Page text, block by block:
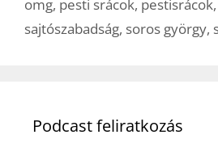
omg, pesti srácok, pestisrácok,
sajtószabadság, soros györgy,
Podcast feliratkozás